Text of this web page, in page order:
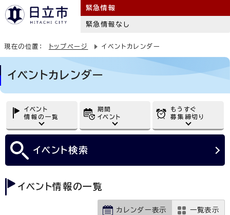
緊急情報
緊急情報なし
現在の位置： トップページ イベントカレンダー
イベントカレンダー
イベント
情報の一覧
期間
イベント
もうすぐ
募集締切り
イベント検索
イベント情報の一覧
カレンダー表示 一覧表示